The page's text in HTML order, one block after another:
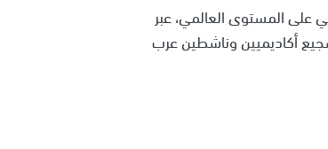
المستوى العالمي، عبر
أكاديميين وناشطين عرب